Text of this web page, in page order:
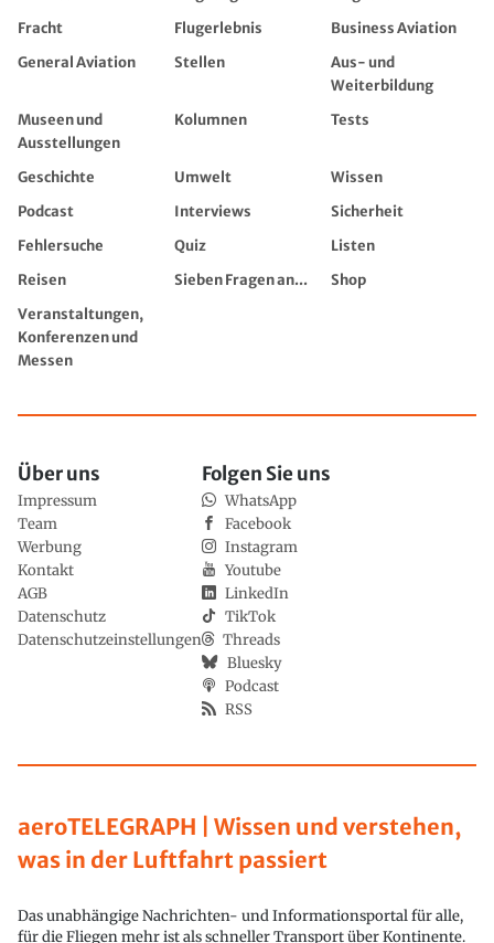
Fracht
Flugerlebnis
Business Aviation
General Aviation
Stellen
Aus- und
Weiterbildung
Museen und
Ausstellungen
Kolumnen Tests
Geschichte Umwelt
Wissen
Podcast
Interviews
Sicherheit
Fehlersuche
Quiz
Listen
Reisen
Sieben Fragen an...
Shop
Veranstaltungen,
Konferenzen und
Messen
aeroTELEGRAPH | Wissen und verstehen,
was in der Luftfahrt passiert
Das unabhängige Nachrichten- und Informationsportal für alle,
für die Fliegen mehr ist als schneller Transport über Kontinente.
Über uns
Impressum
Team
Werbung
Kontakt
AGB
Datenschutz
Datenschutzeinstellungen
Folgen Sie uns
WhatsApp
Facebook
Instagram
Youtube
LinkedIn
TikTok
Threads
Bluesky
Podcast
RSS